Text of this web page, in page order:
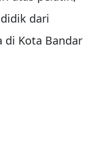
dari
di Kota Bandar